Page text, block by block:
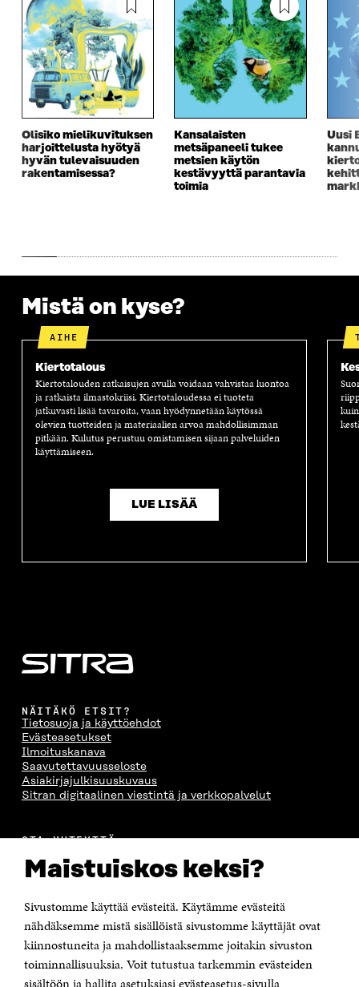
Maistuiskos keksi?
Sivustomme käyttää evästeitä. Käytämme evästeitä
nähdäksemme mistä sisällöistä sivustomme käyttäjät ovat
kiinnostuneita ja mahdollistaaksemme joitakin sivuston
toiminnallisuuksia. Voit tutustua tarkemmin evästeiden
Olisiko mielikuvituksen
harjoittelusta hyötyä
hyvän tulevaisuuden
rakentamisessa?
Kansalaisten
metsäpaneeli tukee
metsien käytön
kestävyyttä parantavia
toimia
Uusi
Mistä on kyse?
AIHE
Kiertotalous
Kiertotalouden ratkaisujen avulla voidaan vahvistaa luontoa
ja ratkaista ilmastokriisi. Kiertotaloudessa ei tuoteta
jatkuvasti lisää tavaroita, vaan hyödynnetään käytössä
olevien tuotteiden ja materiaalien arvoa mahdollisimman
pitkään. Kulutus perustuu omistamisen sijaan palveluiden
käyttämiseen.
LUE LISÄÄ
NÄITÄKÖ ETSIT?
Tietosuoja ja käyttöehdot
Evästeasetukset
Ilmoituskanava
Saavutettavuusseloste
Asiakirjajulkisuuskuvaus
Sitran digitaalinen viestintä ja verkkopalvelut
OTA YHTEYTTÄ
Itämerenkatu 11-13, PL 160,
00181 Helsinki
Puhelin +358 294 618 991
Sähköpostiosoite
Saapumisohjeet